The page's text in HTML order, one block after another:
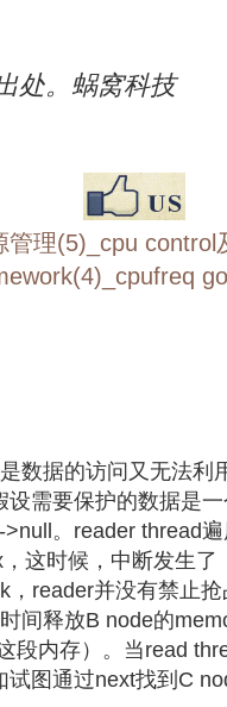
处。蜗窝科技
管理(5)_cpu control
数据的访问又无法
需要保护的数据是
。reader thread
这时候，中断发生了
，reader并没有禁止
间释放B node的
段内存）。当read
试图通过next找到C